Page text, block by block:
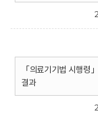
「의료기기법 시행령
결과